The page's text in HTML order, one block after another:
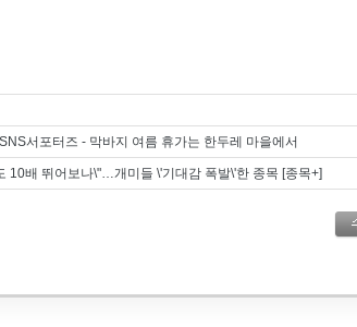
서포터즈 - 막바지 여름 휴가는 한두레 마을에서
10배 뛰어보나\"…개미들 \'기대감 폭발\'한 종목 [종목+]